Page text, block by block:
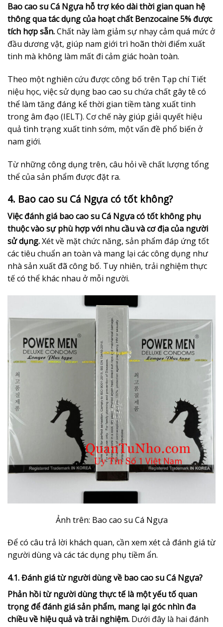
Bao cao su Cá Ngựa hỗ trợ kéo dài thời gian quan hệ
thông qua tác dụng của hoạt chất Benzocaine 5% được
tích hợp sẵn.Chất này làm giảm sự nhạy cảm quá mức ở
đầu dương vật, giúp nam giới trì hoãn thời điểm xuất
tinh mà không làm mất đi cảm giác hoàn toàn.
Theo một nghiên cứu được công bố trên Tạp chí Tiết
niệu học, việc sử dụng bao cao su chứa chất gây tê có
thể làm tăng đáng kể thời gian tiềm tàng xuất tinh
trong âm đạo (IELT). Cơ chế này giúp giải quyết hiệu
quả tình trạng xuất tinh sớm, một vấn đề phổ biến ở
nam giới.
Từ những công dụng trên, câu hỏi về chất lượng tổng
thể của sản phẩm được đặt ra.
4. Bao cao su Cá Ngựa có tốt không?
Việc đánh giá bao cao su Cá Ngựa có tốt không phụ
thuộc vào sự phù hợp với nhu cầu và cơ địa của người
sử dụng.Xét về mặt chức năng, sản phẩm đáp ứng tốt
các tiêu chuẩn an toàn và mang lại các công dụng như
nhà sản xuất đã công bố. Tuy nhiên, trải nghiệm thực
tế có thể khác nhau ở mỗi người.
Ảnh trên: Bao cao su Cá Ngựa
Để có câu trả lời khách quan, cần xem xét cả đánh giá từ
người dùng và các tác dụng phụ tiềm ẩn.
4.1. Đánh giá từ người dùng về bao cao su Cá Ngựa?
Phản hồi từ người dùng thực tế là một yếu tố quan
trọng để đánh giá sản phẩm, mang lại góc nhìn đa
chiều về hiệu quả và trải nghiệm. Dưới đây là hai đánh